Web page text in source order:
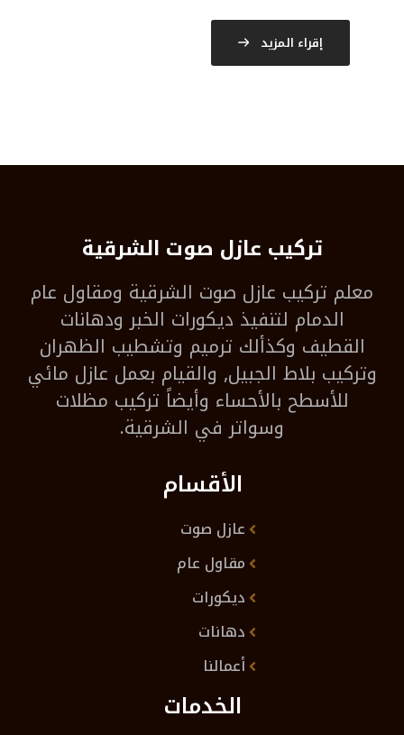
إقراء المزيد
تركيب عازل صوت الشرقية
معلم تركيب عازل صوت الشرقية ومقاول عام
الدمام لتنفيذ ديكورات الخبر ودهانات
القطيف وكذألك ترميم وتشطيب الظهران
وتركيب بلاط الجبيل, والقيام بعمل عازل مائي
للأسطح بالأحساء وأيضاً تركيب مظلات
وسواتر في الشرقية.
الأقسام
عازل صوت
مقاول عام
ديكورات
دهانات
أعمالنا
الخدمات